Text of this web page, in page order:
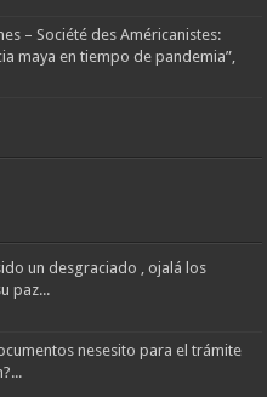
– Société des Américanistes:
maya en tiempo de pandemia”,
un desgraciado , ojalá los
paz...
nesesito para el trámite